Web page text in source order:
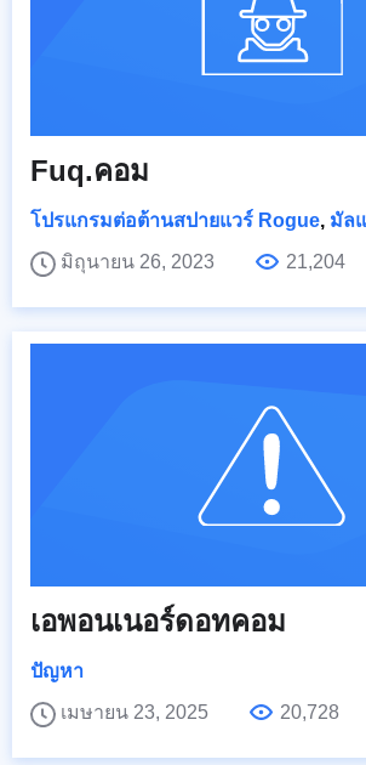
Fuq.คอม
โปรแกรมต่อต้านสปายแวร์ Rogue, มัล
มิถุนายน 26, 2023
21,204
เอพอนเนอร์ดอทคอม
ปัญหา
เมษายน 23, 2025
20,728